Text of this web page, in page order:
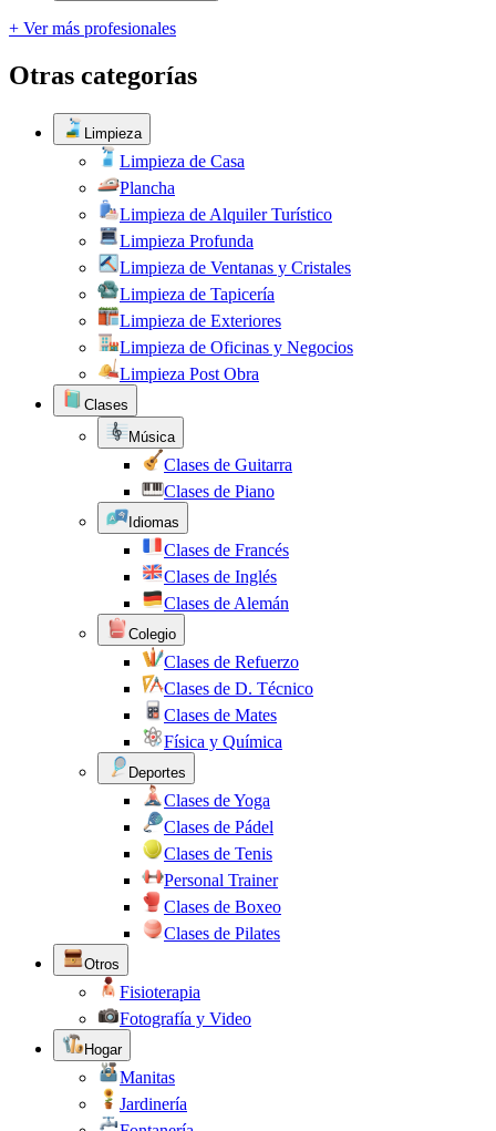
+ Ver más profesionales
Otras categorías
Limpieza
Limpieza de Casa
Plancha
Limpieza de Alquiler Turístico
Limpieza Profunda
Limpieza de Ventanas y Cristales
Limpieza de Tapicería
Limpieza de Exteriores
Limpieza de Oficinas y Negocios
Limpieza Post Obra
Clases
Música
Clases de Guitarra
Clases de Piano
Idiomas
Clases de Francés
Clases de Inglés
Clases de Alemán
Colegio
Clases de Refuerzo
Clases de D. Técnico
Clases de Mates
Física y Química
Deportes
Clases de Yoga
Clases de Pádel
Clases de Tenis
Personal Trainer
Clases de Boxeo
Clases de Pilates
Otros
Fisioterapia
Fotografía y Video
Hogar
Manitas
Jardinería